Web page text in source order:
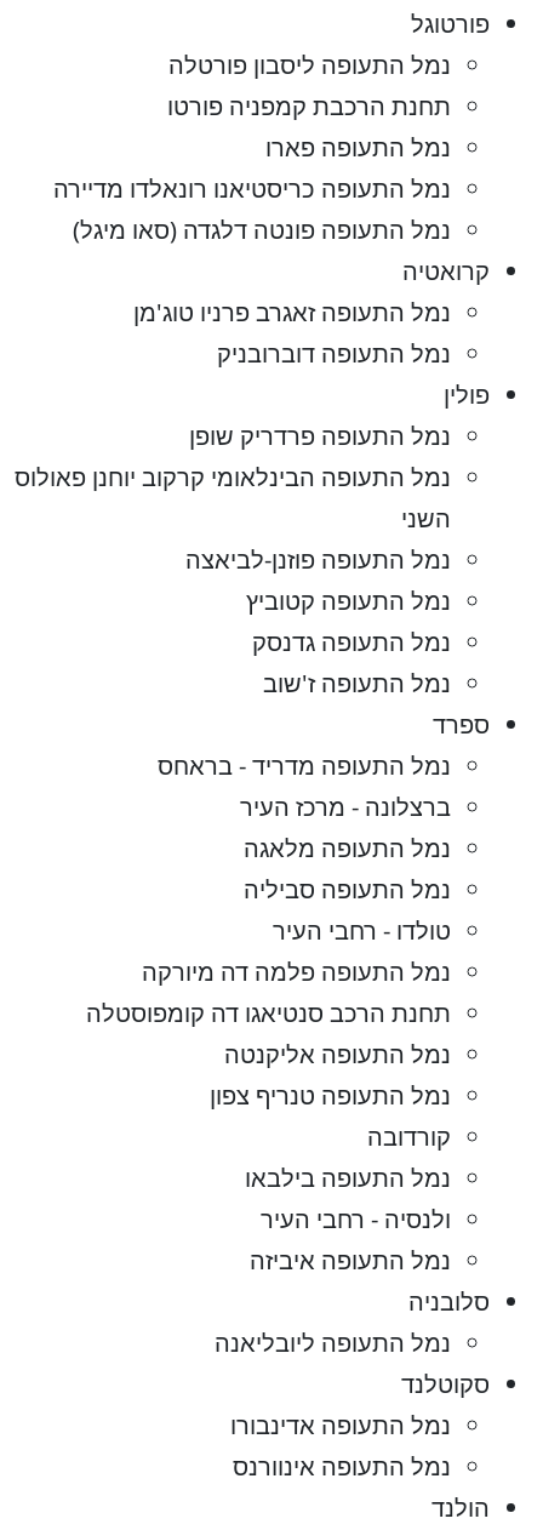
פורטוגל
נמל התעופה ליסבון פורטלה
תחנת הרכבת קמפניה פורטו
נמל התעופה פארו
נמל התעופה כריסטיאנו רונאלדו מדיירה
נמל התעופה פונטה דלגדה (סאו מיגל)
קרואטיה
נמל התעופה זאגרב פרניו טוג'מן
נמל התעופה דוברובניק
פולין
נמל התעופה פרדריק שופן
נמל התעופה הבינלאומי קרקוב יוחנן פאולוס
השני
נמל התעופה פוזנן-לביאצה
נמל התעופה קטוביץ
נמל התעופה גדנסק
נמל התעופה ז'שוב
ספרד
נמל התעופה מדריד - בראחס
ברצלונה - מרכז העיר
נמל התעופה מלאגה
נמל התעופה סביליה
טולדו - רחבי העיר
נמל התעופה פלמה דה מיורקה
תחנת הרכב סנטיאגו דה קומפוסטלה
נמל התעופה אליקנטה
נמל התעופה טנריף צפון
קורדובה
נמל התעופה בילבאו
ולנסיה - רחבי העיר
נמל התעופה איביזה
סלובניה
נמל התעופה ליובליאנה
סקוטלנד
נמל התעופה אדינבורו
נמל התעופה אינוורנס
הולנד